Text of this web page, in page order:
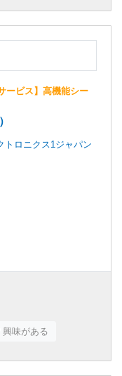
ービス】高機能シー
トロニクス1ジャパン
興味がある